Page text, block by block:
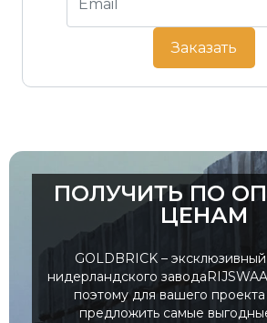
Заказать
ПОЛУЧИТЬ ПО
ЦЕНАМ
GOLDBRICK –
нидерландского
поэтому для вашего
предложить самые